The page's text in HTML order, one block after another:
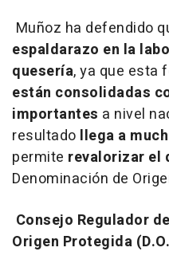
Muñoz ha defendido
espaldarazo en la
quesería, ya que esta
están consolidadas
importantes a nivel
resultado llega a
permite revalorizar el
Denominación de
Consejo Regulador
Origen Protegida